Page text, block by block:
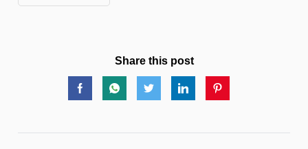
Share this post